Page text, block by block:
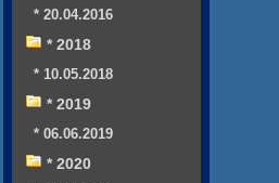
* 20.04.2016
* 2018
* 10.05.2018
* 2019
* 06.06.2019
* 2020